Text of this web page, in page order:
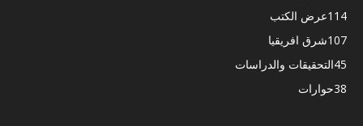
عرض الكتب114
شرق افريقيا107
التحقيقات والدراسات45
حوارات38